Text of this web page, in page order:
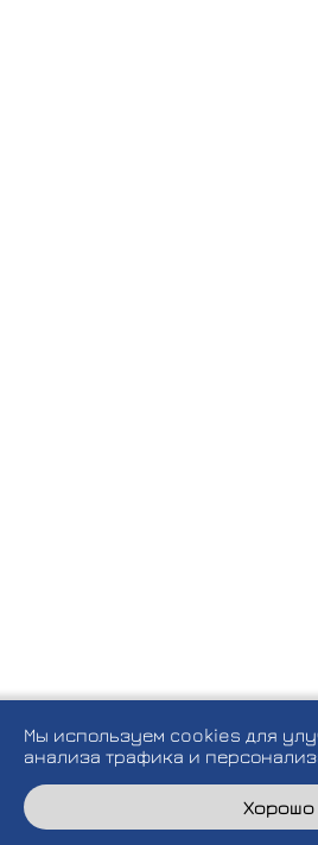
Мы используем cookies для
анализа трафика и
Хорошо